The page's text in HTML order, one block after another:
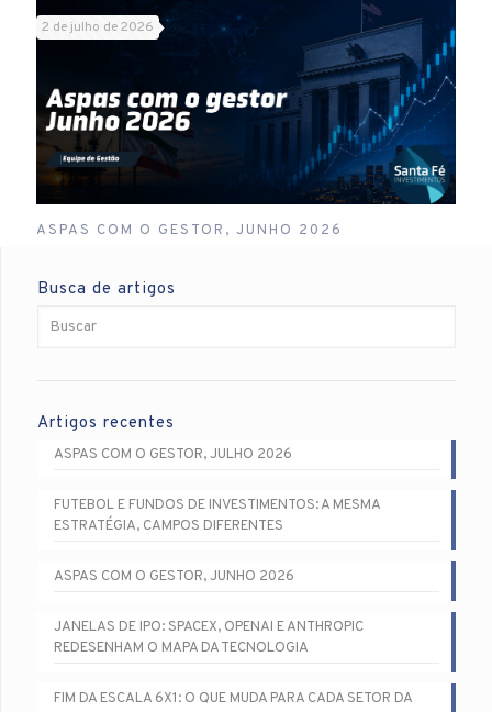
2 de julho de 2026
ASPAS COM O GESTOR, JUNHO 2026
Busca de artigos
Artigos recentes
ASPAS COM O GESTOR, JULHO 2026
FUTEBOL E FUNDOS DE INVESTIMENTOS: A MESMA
ESTRATÉGIA, CAMPOS DIFERENTES
ASPAS COM O GESTOR, JUNHO 2026
JANELAS DE IPO: SPACEX, OPENAI E ANTHROPIC
REDESENHAM O MAPA DA TECNOLOGIA
FIM DA ESCALA 6X1: O QUE MUDA PARA CADA SETOR DA